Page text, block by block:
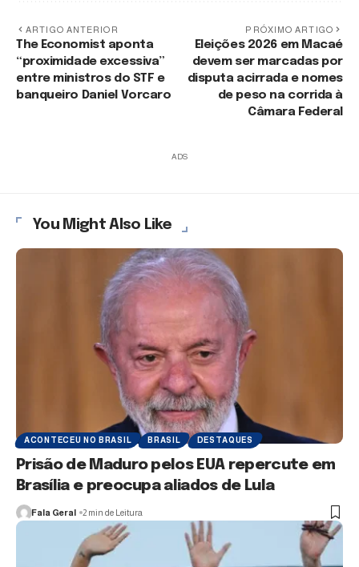
ARTIGO ANTERIOR
The Economist aponta
“proximidade excessiva”
entre ministros do STF e
banqueiro Daniel Vorcaro
PRÓXIMO ARTIGO
Eleições 2026 em Macaé
devem ser marcadas por
disputa acirrada e nomes
de peso na corrida à
Câmara Federal
ADS
You Might Also Like
ACONTECEU NO BRASIL BRASIL DESTAQUES
Prisão de Maduro pelos EUA repercute em
Brasília e preocupa aliados de Lula
Fala Geral 2 min de Leitura